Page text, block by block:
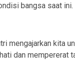
bangsa saat ini.
mengajarkan kita
dan mempererat